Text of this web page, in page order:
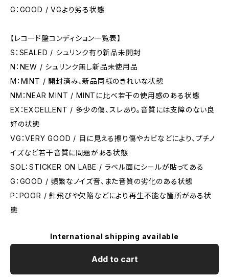
G：GOOD / VGより劣る状態
【レコード盤コンディション一覧表】
S：SEALED / シュリンク有り新品未開封
N：NEW / シュリンク無し新品未使用品
M：MINT / 開封済み、新品同様のきれいな状態
NM：NEAR MINT / MINTに比べ若干の使用感のある状態
EX：EXCELLENT / 多少の傷、スレあり。音質には支障のない良
好の状態
VG：VERY GOOD / 目に見える擦り傷やカビなどにより、プチノ
イズなど若干音質に問題がある状態
SOL：STICKER ON LABE / ラベル面にシールが貼ってある
G：GOOD / 頻繁なノイズ音、また音質の劣化のある状態
P：POOR / 針飛びや欠陥などにより再生不能な箇所がある状
態
International shipping available
Add to cart